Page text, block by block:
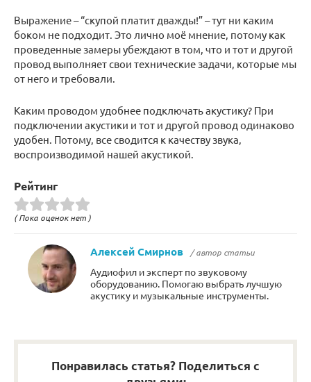
Выражение – “скупой платит дважды!” – тут ни каким
боком не подходит. Это лично моё мнение, потому как
проведенные замеры убеждают в том, что и тот и другой
провод выполняет свои технические задачи, которые мы
от него и требовали.
Каким проводом удобнее подключать акустику? При
подключении акустики и тот и другой провод одинаково
удобен. Потому, все сводится к качеству звука,
воспроизводимой нашей акустикой.
Рейтинг
( Пока оценок нет )
Алексей Смирнов / автор статьи
Аудиофил и эксперт по звуковому
оборудованию. Помогаю выбрать лучшую
акустику и музыкальные инструменты.
Понравилась статья? Поделиться с